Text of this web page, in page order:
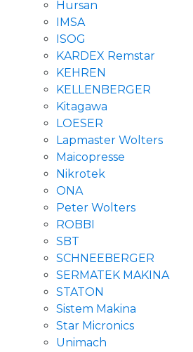
Hursan
IMSA
ISOG
KARDEX Remstar
KEHREN
KELLENBERGER
Kitagawa
LOESER
Lapmaster Wolters
Maicopresse
Nikrotek
ONA
Peter Wolters
ROBBI
SBT
SCHNEEBERGER
SERMATEK MAKINA
STATON
Sistem Makina
Star Micronics
Unimach